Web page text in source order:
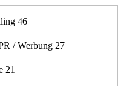
46
/ Werbung 27
21